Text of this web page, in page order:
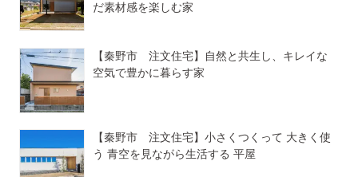
だ素材感を楽しむ家
【秦野市 注文住宅】自然と共生し、キレイな
空気で豊かに暮らす家
【秦野市 注文住宅】小さくつくって 大きく使
う 青空を見ながら生活する 平屋